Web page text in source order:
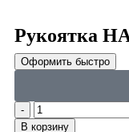
Рукоятка
Оформить быстро
В корзину